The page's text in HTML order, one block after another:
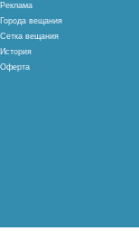
Реклама
Города вещания
Сетка вещания
История
Оферта